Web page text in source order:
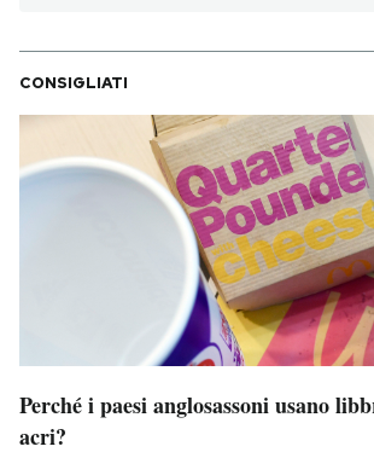
CONSIGLIATI
Perché i paesi anglosassoni usano
acri?